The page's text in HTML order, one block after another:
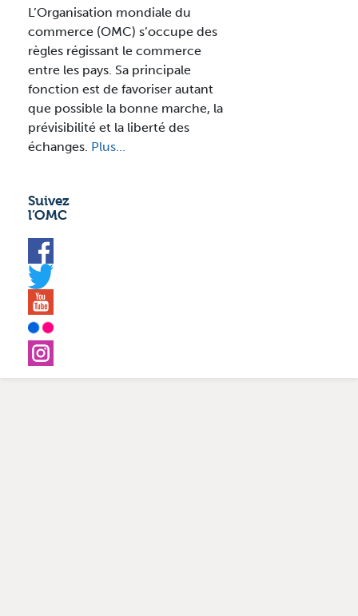
L’Organisation mondiale du
commerce (OMC) s’occupe des
règles régissant le commerce
entre les pays. Sa principale
fonction est de favoriser autant
que possible la bonne marche, la
prévisibilité et la liberté des
échanges. Plus...
Suivez
l’OMC